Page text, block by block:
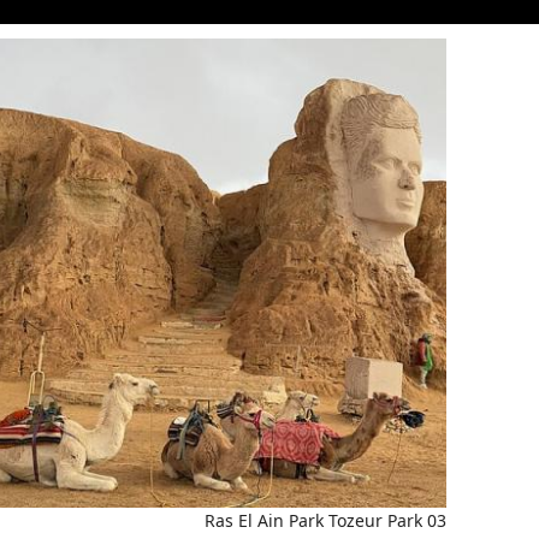
Ras El Ain Park Tozeur Park 03